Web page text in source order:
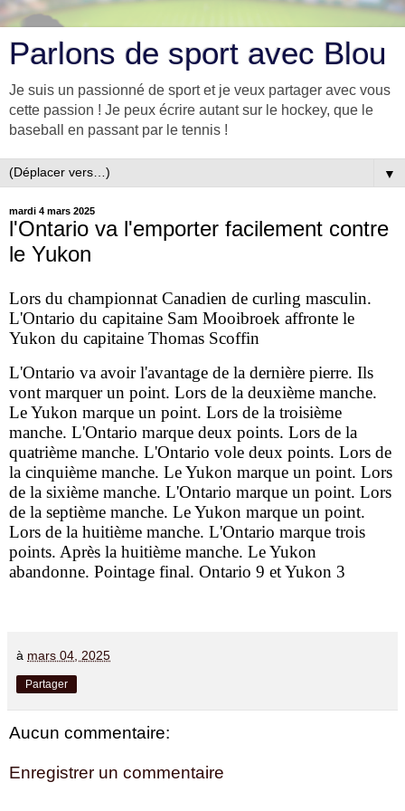
Parlons de sport avec Blou
Je suis un passionné de sport et je veux partager avec vous
cette passion ! Je peux écrire autant sur le hockey, que le
baseball en passant par le tennis !
▼
mardi 4 mars 2025
l'Ontario va l'emporter facilement contre
le Yukon
Lors du championnat Canadien de curling masculin.
L'Ontario du capitaine Sam Mooibroek affronte le
Yukon du capitaine Thomas Scoffin
L'Ontario va avoir l'avantage de la dernière pierre. Ils
vont marquer un point. Lors de la deuxième manche.
Le Yukon marque un point. Lors de la troisième
manche. L'Ontario marque deux points. Lors de la
quatrième manche. L'Ontario vole deux points. Lors de
la cinquième manche. Le Yukon marque un point. Lors
de la sixième manche. L'Ontario marque un point. Lors
de la septième manche. Le Yukon marque un point.
Lors de la huitième manche. L'Ontario marque trois
points. Après la huitième manche. Le Yukon
abandonne. Pointage final. Ontario 9 et Yukon 3
à mars 04, 2025
Partager
Aucun commentaire:
Enregistrer un commentaire